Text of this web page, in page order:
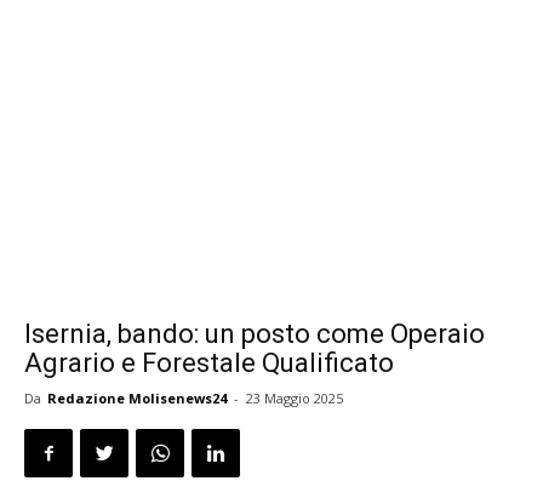
Isernia, bando: un posto come Operaio
Agrario e Forestale Qualificato
Da Redazione Molisenews24 - 23 Maggio 2025